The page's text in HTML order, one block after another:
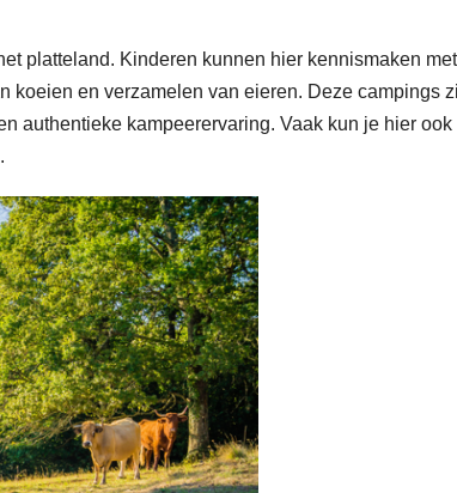
platteland. Kinderen kunnen hier kennismaken
koeien en verzamelen van eieren. Deze campings
authentieke kampeerervaring. Vaak kun je hier ook